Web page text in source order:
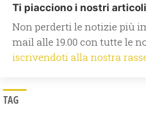
Ti piacciono i nostri
Non perderti le notizie più
mail alle 19.00 con tutte le
iscrivendoti alla nostra
TAG